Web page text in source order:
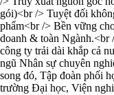
gói)<br /> Tuyệt đối
phẩm<br /> Bền vững
doanh & toàn
công ty trải dài khắp cả
ngũ Nhân sự chuyên
song đó, Tập đoàn phối
trường Đại học, Viện